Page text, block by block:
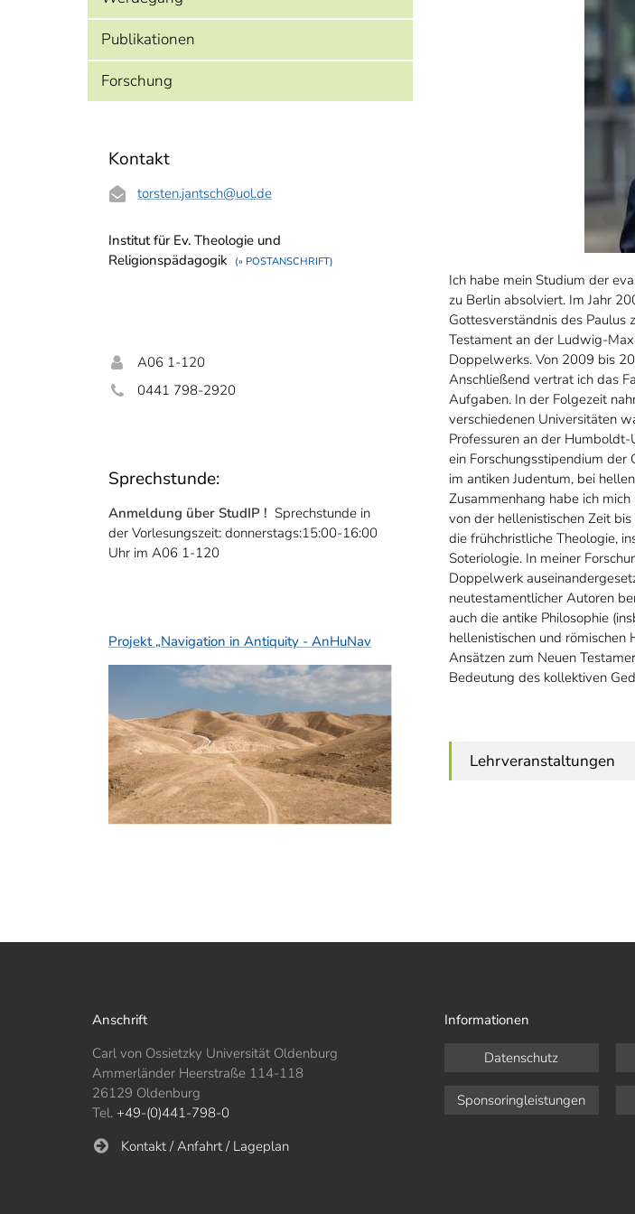
Publikationen
Forschung
Kontakt
torsten.jantsch@uol.de
Institut für Ev. Theologie und
Religionspädagogik (» POSTANSCHRIFT)
A06 1-120
0441 798-2920
Sprechstunde:
Anmeldung über StudIP ! Sprechstunde in
der Vorlesungszeit: donnerstags:15:00-16:00
Uhr im A06 1-120
Projekt „Navigation in Antiquity - AnHuNav
Ich habe mein Studium der
zu Berlin absolviert. Im Jahr
Gottesverständnis des Paulus
Testament an der Ludwig-
Doppelwerks. Von 2009 bis
Anschließend vertrat ich das
Aufgaben. In der Folgezeit
verschiedenen Universitäten
Professuren an der
ein Forschungsstipendium
im antiken Judentum, bei
Zusammenhang habe ich
von der hellenistischen Zeit
die frühchristliche Theologie,
Soteriologie. In meiner
Doppelwerk
neutestamentlicher Autoren
auch die antike Philosophie
hellenistischen und römischen
Ansätzen zum Neuen
Bedeutung des kollektiven
Lehrveranstaltungen
Anschrift
Carl von Ossietzky Universität Oldenburg
Ammerländer Heerstraße 114-118
26129 Oldenburg
Tel. +49-(0)441-798-0
Kontakt / Anfahrt / Lageplan
Informationen
Datenschutz
Sponsoringleistungen